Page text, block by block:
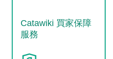
Catawiki 買家保障
服務